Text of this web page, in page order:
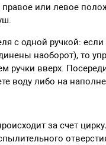
правое или левое
с одной ручкой:
наоборот), то
ручки вверх.
воду либо на
за счет